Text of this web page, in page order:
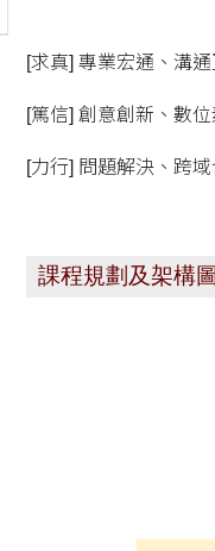
[求真] 專業宏通、溝通
[篤信] 創意創新、數
[力行] 問題解決、跨
課程規劃及架構圖